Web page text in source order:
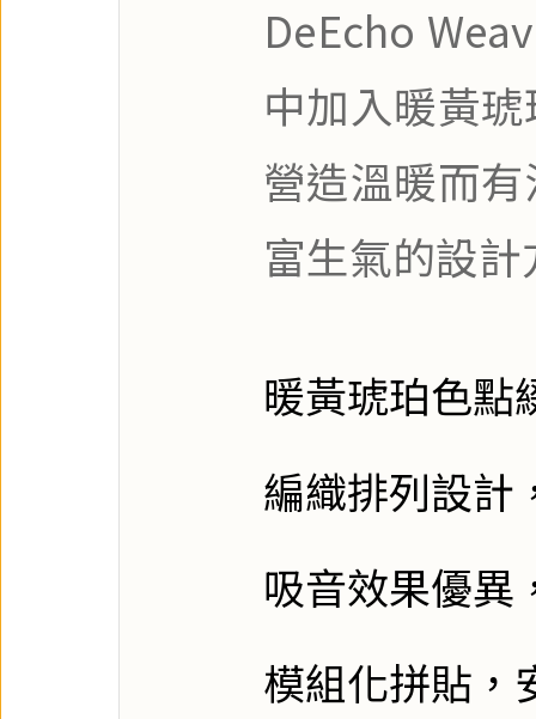
DeEcho
中加入暖黃
營造溫暖而
富生氣的設
暖黃琥珀色點
編織排列設計
吸音效果優異
模組化拼貼，